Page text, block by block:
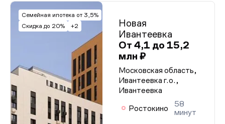
Семейная ипотека от 3,5%
Скидка до 20%
+2
Новая
Ивантеевка
От 4,1 до 15,2
млн ₽
Московская область,
Ивантеевка г.о.,
Ивантеевка
Ростокино
58
минут